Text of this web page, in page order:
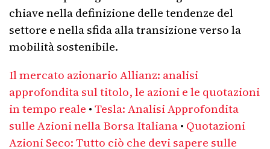
chiave nella definizione delle tendenze del
settore e nella sfida alla transizione verso la
mobilità sostenibile.
Il mercato azionario Allianz: analisi
approfondita sul titolo, le azioni e le quotazioni
in tempo reale •Tesla: Analisi Approfondita
sulle Azioni nella Borsa Italiana• Quotazioni
Azioni Seco: Tutto ciò che devi sapere sulle